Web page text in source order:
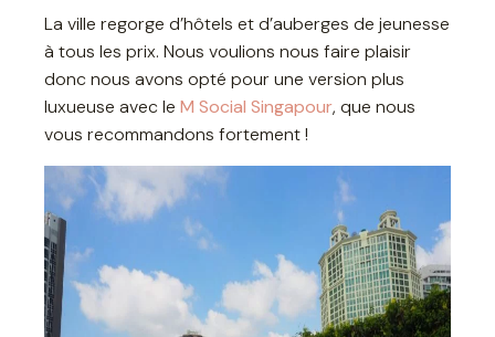
La ville regorge d’hôtels et d’auberges de jeunesse
à tous les prix. Nous voulions nous faire plaisir
donc nous avons opté pour une version plus
luxueuse avec le M Social Singapour, que nous
vous recommandons fortement !